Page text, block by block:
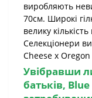
виробляють
70см. Широкі
велику
Селекціонери
Cheese x
Увібравши
батьків, Blue